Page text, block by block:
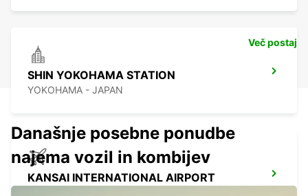
SHIN YOKOHAMA STATION
YOKOHAMA - JAPAN
KANSAI INTERNATIONAL AIRPORT
Več postaj
Današnje posebne ponudbe
najema vozil in kombijev